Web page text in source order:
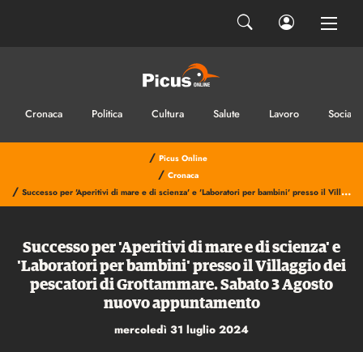
Cronaca Politica Cultura Salute Lavoro Sociale
/ Picus Online
/ Cronaca
/ Successo per 'Aperitivi di mare e di scienza' e 'Laboratori per bambini' presso il Villaggio dei pescatori di Grottammare. Sabato 3 Agosto nuovo appuntamento
Successo per 'Aperitivi di mare e di scienza' e
'Laboratori per bambini' presso il Villaggio dei
pescatori di Grottammare. Sabato 3 Agosto
nuovo appuntamento
mercoledì 31 luglio 2024